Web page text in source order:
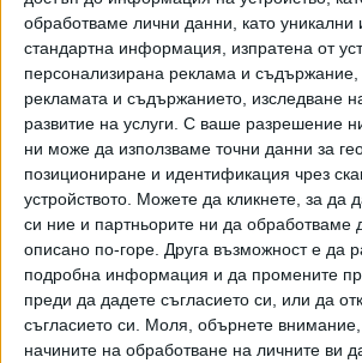
обработваме лични данни, като уникални
стандартна информация, изпратена от
персонализирана реклама и
рекламата и съдържанието, изследване
развитие на услуги. С ваше разрешение
ни може да използваме точни данни за
позициониране и идентификация чрез
устройството. Можете да кликнете, за да
си ние и партньорите ни да обработваме
описано по-горе. Друга възможност е да
подробна информация и да промените
преди да дадете съгласието си, или да
съгласието си.
Моля, обърнете внимание,
начините на обработване на личните ви
системно, може да се предвижда
безвъзмезден труд в полза на
налага самостоятелно или
горепосочените вече наказания.
Общественото порицание за
представлява публично порицание на
трудовия колектив, където работи,
организацията, в която членува.
което се изразява в заплащане на
сума. По отношение на
административното наказание глоба
обществено порицание.